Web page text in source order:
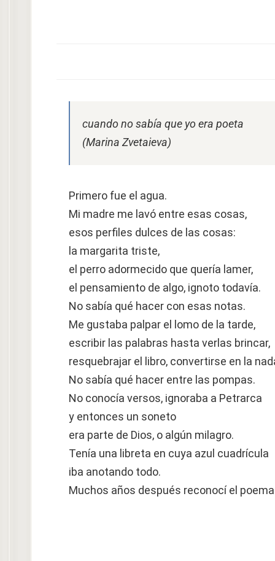
cuando no sabía que yo era poeta
(Marina Zvetaieva)
Primero fue el agua.
Mi madre me lavó entre esas cosas,
esos perfiles dulces de las cosas:
la margarita triste,
el perro adormecido que quería lamer,
el pensamiento de algo, ignoto todavía.
No sabía qué hacer con esas notas.
Me gustaba palpar el lomo de la tarde,
escribir las palabras hasta verlas brincar,
resquebrajar el libro, convertirse en la
No sabía qué hacer entre las pompas.
No conocía versos, ignoraba a Petrarca
y entonces un soneto
era parte de Dios, o algún milagro.
Tenía una libreta en cuya azul cuadrícula
iba anotando todo.
Muchos años después reconocí el